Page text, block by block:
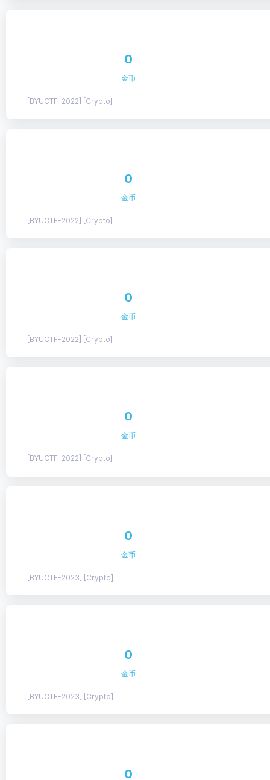
0
金币
[BYUCTF-2022] [Crypto]
0
金币
[BYUCTF-2022] [Crypto]
0
金币
[BYUCTF-2022] [Crypto]
0
金币
[BYUCTF-2022] [Crypto]
0
金币
[BYUCTF-2023] [Crypto]
0
金币
[BYUCTF-2023] [Crypto]
0